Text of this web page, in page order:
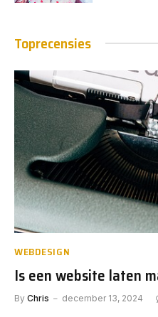
Toprecensies
WEBDESIGN
Is een website laten
By Chris december 13, 2024